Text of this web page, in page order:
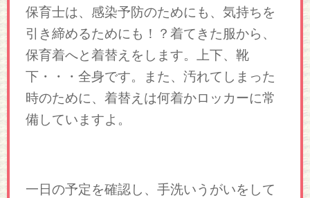
保育士は、感染予防のためにも、気持ちを
引き締めるためにも！？着てきた服から、
保育着へと着替えをします。上下、靴
下・・・全身です。また、汚れてしまった
時のために、着替えは何着かロッカーに常
備していますよ。
一日の予定を確認し、手洗いうがいをして